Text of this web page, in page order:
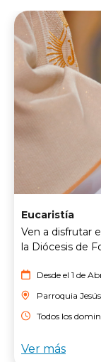
Eucaristía
Ven a disfrutar
la Diócesis de
Desde el 1 de
Parroquia
Todos los
Ver más